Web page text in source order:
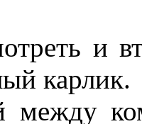
и
карлик.
между